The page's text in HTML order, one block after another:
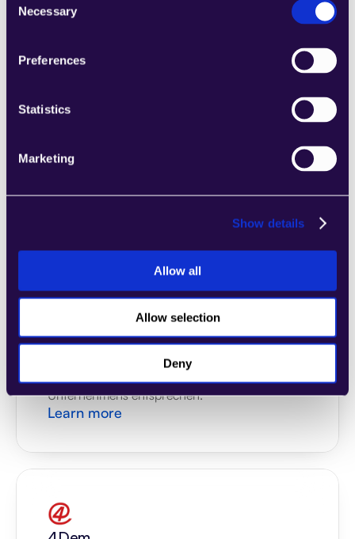
Selection
Necessary
Preferences
Statistics
Marketing
Show details
Allow all
Allow selection
Deny
2Chat
zusammenzustellen, die den
Unternehmens entsprechen.
2markdown
Kombinieren Sie Abschnitte aus einer Reihe
von Kategorien, um Seiten einfach
zusammenzustellen, die den
Unternehmens entsprechen.
Learn more